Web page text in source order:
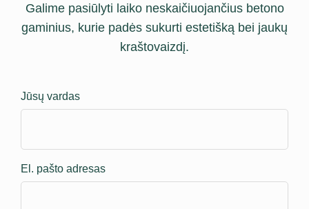
Galime pasiūlyti laiko neskaičiuojančius betono
gaminius, kurie padės sukurti estetišką bei jaukų
kraštovaizdį.
Jūsų vardas
El. pašto adresas